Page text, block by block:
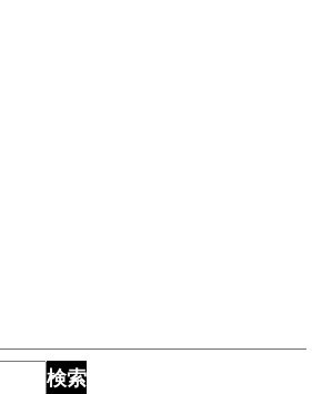
検索